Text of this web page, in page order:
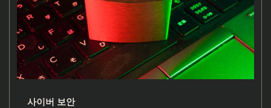
사이버 보안